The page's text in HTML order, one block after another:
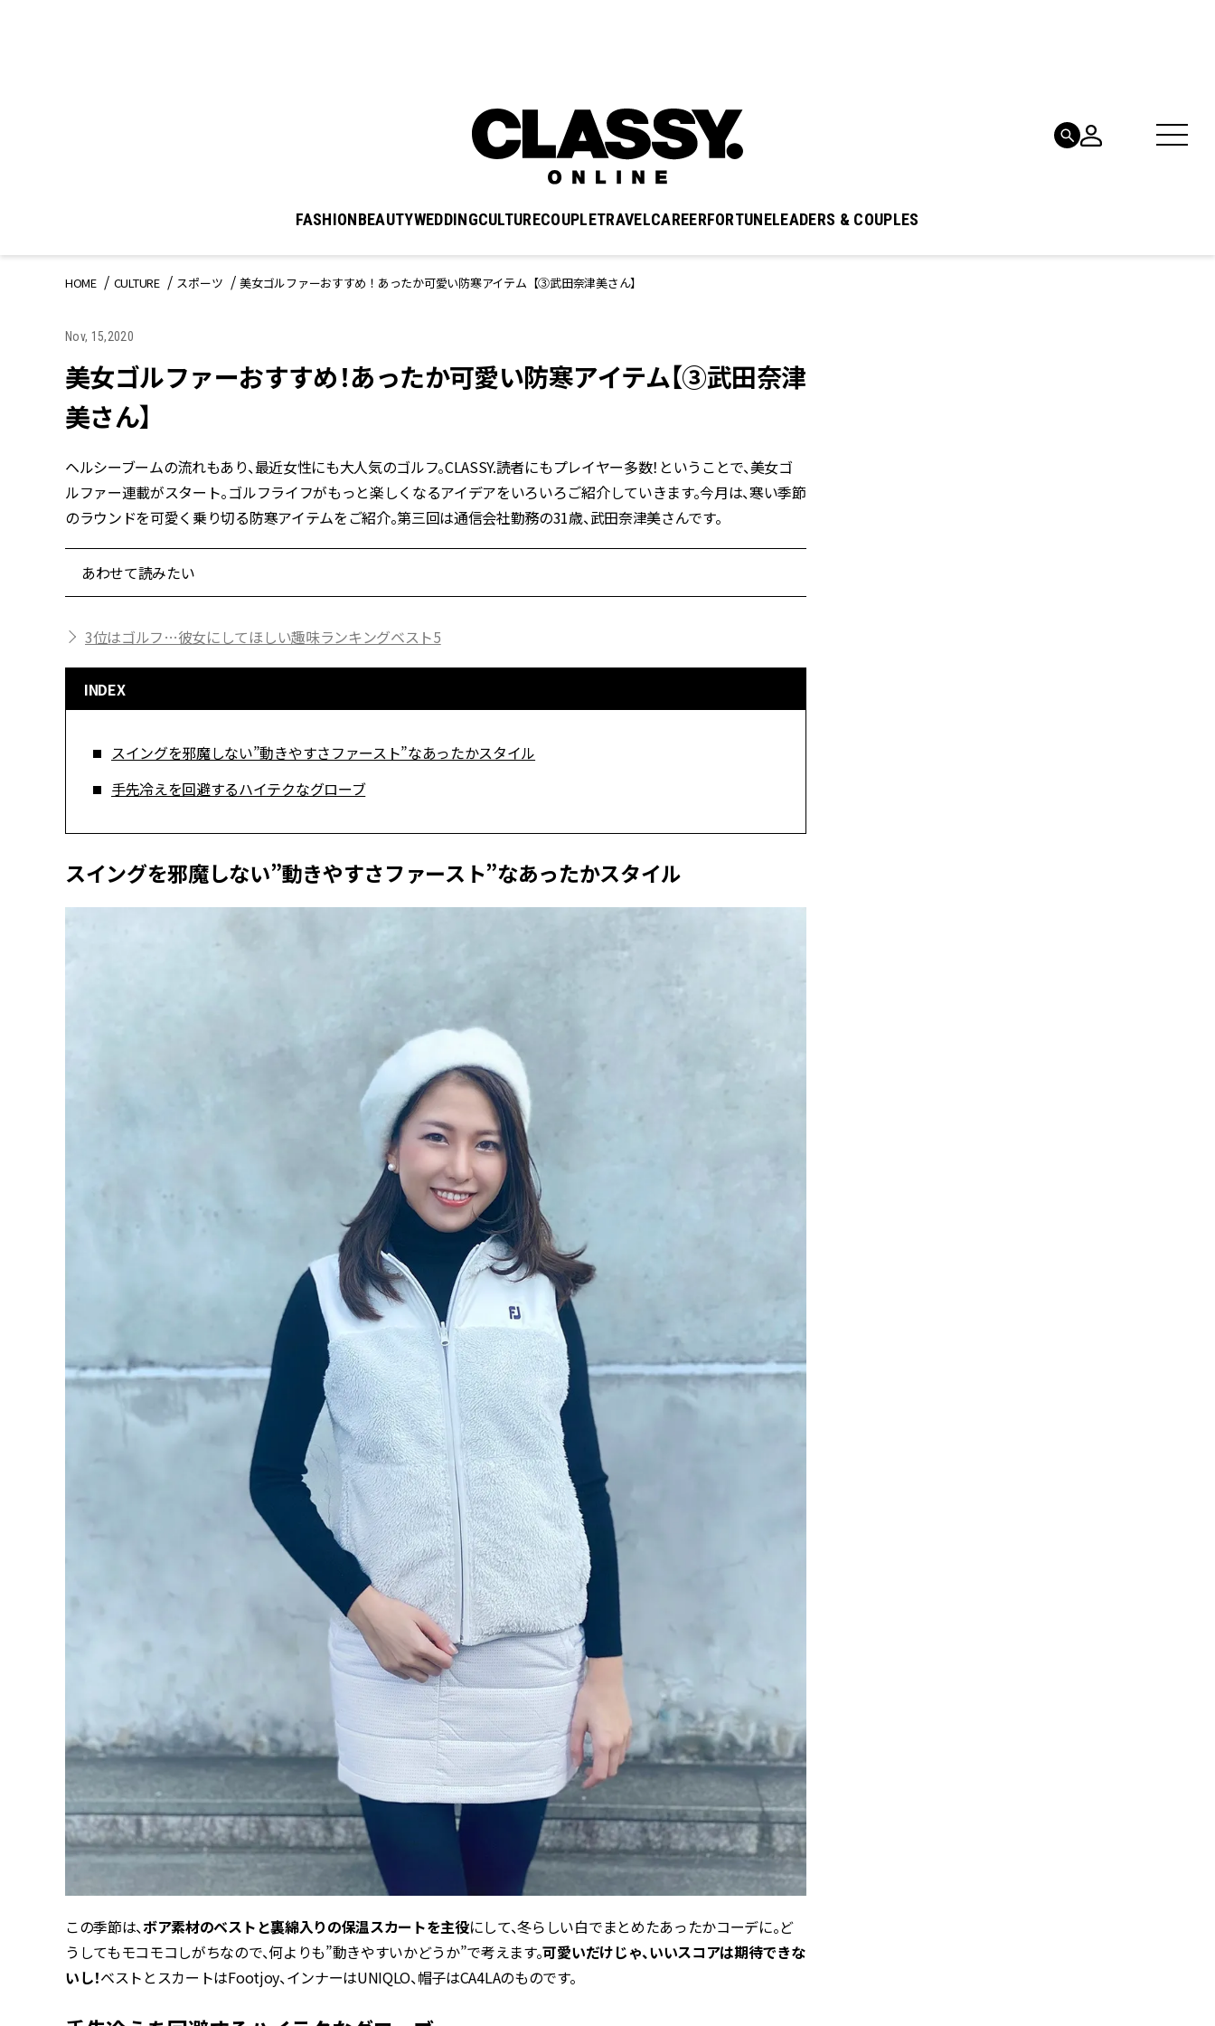
FASHIONBEAUTYWEDDINGCULTURECOUPLETRAVELCAREERFORTUNELEADERS & COUPLES
HOME CULTURE スポーツ 美女ゴルファーおすすめ！あったか可愛い防寒アイテム【③武田奈津美さん】
Nov, 15,2020
美女ゴルファーおすすめ！あったか可愛い防寒アイテム【③武田奈津
美さん】
ヘルシーブームの流れもあり、最近女性にも大人気のゴルフ。CLASSY.読者にもプレイヤー多数！ということで、美女ゴ
ルファー連載がスタート。ゴルフライフがもっと楽しくなるアイデアをいろいろご紹介していきます。今月は、寒い季節
のラウンドを可愛く乗り切る防寒アイテムをご紹介。第三回は通信会社勤務の31歳、武田奈津美さんです。
あわせて読みたい
3位はゴルフ…彼女にしてほしい趣味ランキングベスト5
INDEX
スイングを邪魔しない”動きやすさファースト”なあったかスタイル
手先冷えを回避するハイテクなグローブ
スイングを邪魔しない”動きやすさファースト”なあったかスタイル
この季節は、ボア素材のベストと裏綿入りの保温スカートを主役にして、冬らしい白でまとめたあったかコーデに。ど
うしてもモコモコしがちなので、何よりも”動きやすいかどうか”で考えます。可愛いだけじゃ、いいスコアは期待できな
いし！ベストとスカートはFootjoy、インナーはUNIQLO、帽子はCA4LAのものです。